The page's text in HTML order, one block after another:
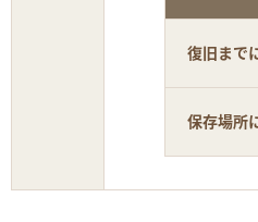
復旧まで
保存場所